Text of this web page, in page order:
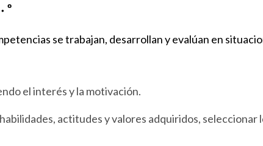
se trabajan, desarrollan y evalúan en
el interés y la motivación.
actitudes y valores adquiridos, seleccionar